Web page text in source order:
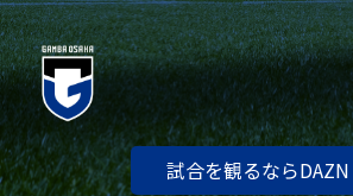
試合を観るならDAZN